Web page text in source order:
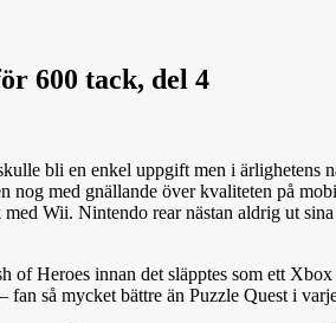
600 tack, del 4
bli en enkel uppgift men i
med gnällande över kvaliteten på
Wii. Nintendo rear nästan aldrig ut
of Heroes innan det släpptes som ett
så mycket bättre än Puzzle Quest i